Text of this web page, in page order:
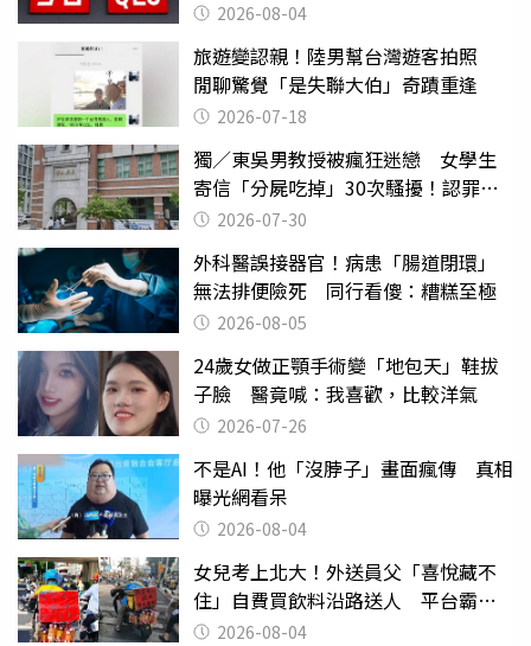
2026-08-04
旅遊變認親！陸男幫台灣遊客拍照
閒聊驚覺「是失聯大伯」奇蹟重逢
2026-07-18
獨／東吳男教授被瘋狂迷戀 女學生
寄信「分屍吃掉」30次騷擾！認罪免
關 2026-07-30
外科醫誤接器官！病患「腸道閉環」
無法排便險死 同行看傻：糟糕至極
2026-08-05
24歲女做正顎手術變「地包天」鞋拔
子臉 醫竟喊：我喜歡，比較洋氣
2026-07-26
不是AI！他「沒脖子」畫面瘋傳 真相
曝光網看呆
2026-08-04
女兒考上北大！外送員父「喜悅藏不
住」自費買飲料沿路送人 平台霸氣
幫付學費
2026-08-04